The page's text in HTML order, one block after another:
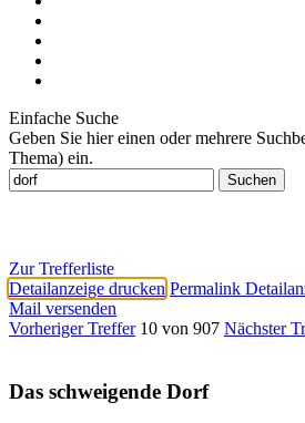
Einfache Suche
Geben Sie hier einen oder mehrere
Thema) ein.
Zur Trefferliste
Detailanzeige drucken Permalink
Mail versenden
Vorheriger Treffer 10 von 907 Nächster
Das schweigende Dorf